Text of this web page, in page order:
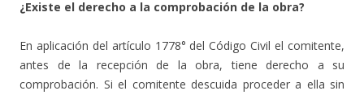
¿Existe el derecho a la comprobación de la obra?
En aplicación del artículo 1778° del Código Civil el comitente,
antes de la recepción de la obra, tiene derecho a su
comprobación. Si el comitente descuida proceder a ella sin